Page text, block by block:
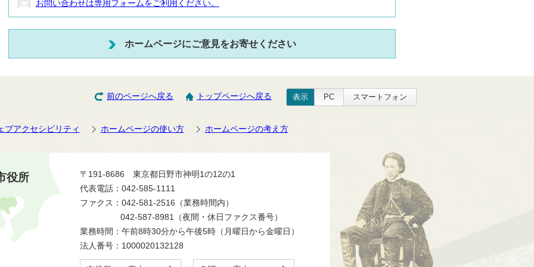
お問い合わせは専用フォームをご利用ください。
ホームページにご意見をお寄せください
前のページへ戻る トップページへ戻る 表示 PC スマートフォン
ブアクセシビリティ ホームページの使い方 ホームページの考え方
役所
〒191-8686 東京都日野市神明1の12の1
代表電話：042-585-1111
ファクス：042-581-2516（業務時間内）
042-587-8981（夜間・休日ファクス番号）
業務時間：午前8時30分から午後5時（月曜日から金曜日）
法人番号：1000020132128